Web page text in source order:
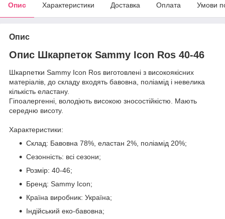
Опис Характеристики Доставка Оплата Умови
Опис
Опис Шкарпеток Sammy Icon Ros 40-46
Шкарпетки Sammy Icon Ros виготовлені з високоякісних
матеріалів, до складу входять бавовна, поліамід і невелика
кількість еластану.
Гіпоалергенні, володіють високою зносостійкістю. Мають
середню висоту.
Характеристики:
Склад: Бавовна 78%, еластан 2%, поліамід 20%;
Сезонність: всі сезони;
Розмір: 40-46;
Бренд: Sammy Icon;
Країна виробник: Україна;
Індійський еко-бавовна;